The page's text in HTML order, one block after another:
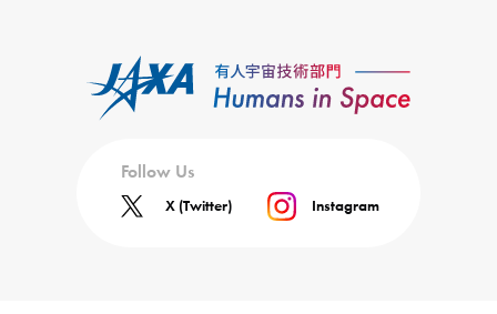
Follow Us
X (Twitter) Instagram